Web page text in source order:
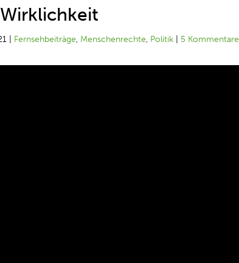
Fernsehbeiträge, Menschenrechte, Politik 5 Kommentare